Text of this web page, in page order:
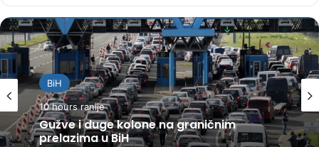
BiH
10 hours ranije
Gužve i duge kolone na graničnim
prelazima u BiH